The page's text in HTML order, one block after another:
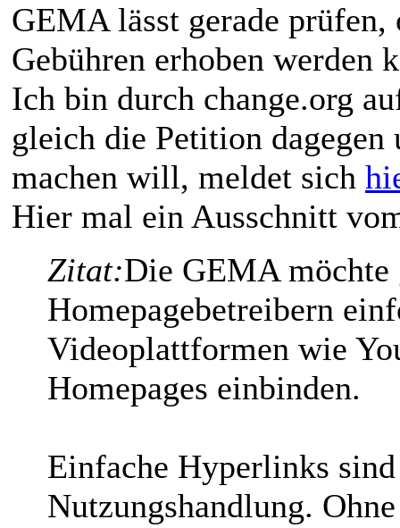
GEMA lässt gerade
Gebühren erhoben werden
Ich bin durch change.org
gleich die Petition dagegen
machen will, meldet sich
Hier mal ein Ausschnitt
Zitat:Die GEMA möchte
Homepagebetreibern
Videoplattformen wie
Homepages einbinden.
Einfache Hyperlinks
Nutzungshandlung.